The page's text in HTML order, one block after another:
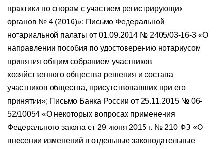
практики по спорам с участием регистрирующих
органов № 4 (2016)»; Письмо Федеральной
нотариальной палаты от 01.09.2014 № 2405/03-16-3 «О
направлении пособия по удостоверению нотариусом
принятия общим собранием участников
хозяйственного общества решения и состава
участников общества, присутствовавших при его
принятии»; Письмо Банка России от 25.11.2015 № 06-
52/10054 «О некоторых вопросах применения
Федерального закона от 29 июня 2015 г. № 210-ФЗ «О
внесении изменений в отдельные законодательные